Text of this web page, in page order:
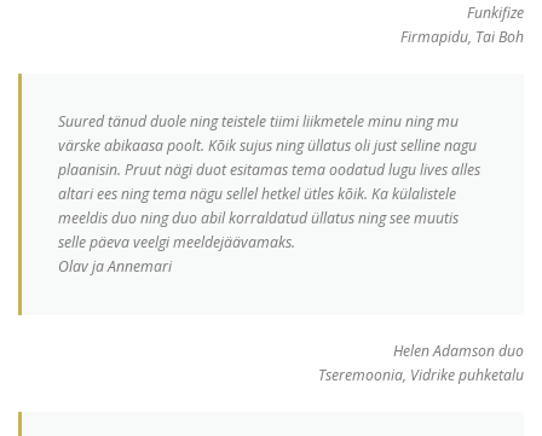
Funkifize
Firmapidu, Tai Boh
Suured tänud duole ning teistele tiimi liikmetele minu ning mu
värske abikaasa poolt. Kõik sujus ning üllatus oli just selline nagu
plaanisin. Pruut nägi duot esitamas tema oodatud lugu lives alles
altari ees ning tema nägu sellel hetkel ütles kõik. Ka külalistele
meeldis duo ning duo abil korraldatud üllatus ning see muutis
selle päeva veelgi meeldejäävamaks.
Olav ja Annemari
Helen Adamson duo
Tseremoonia, Vidrike puhketalu